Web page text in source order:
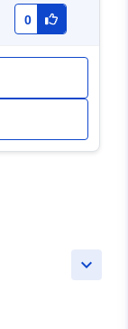
0
keyboard_arrow_down